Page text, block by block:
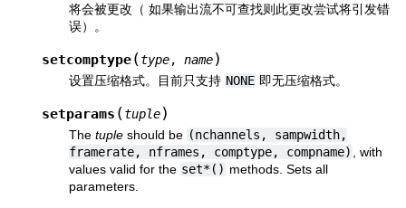
将会被更改（ 如果输出流不可查找则此更改尝试将引发错
误）。
setcomptype(type, name)
设置压缩格式。目前只支持 NONE 即无压缩格式。
setparams (tuple)
The tuple should be (nchannels,
sampwidth,
framerate,
nframes, comptype, compname)
, with
values valid for the set*() methods. Sets all
parameters.